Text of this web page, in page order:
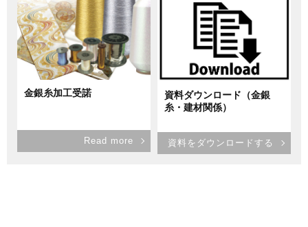
金銀糸加工受諾
Read more
資料ダウンロード（金銀
糸・建材関係）
資料をダウンロードする